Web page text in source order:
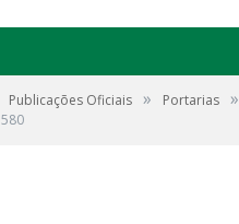
Publicações Oficiais » Portarias »
580